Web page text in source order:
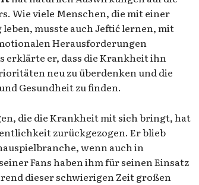
Wie viele Menschen, die mit einer
musste auch Jeftić lernen, mit
Herausforderungen
erklärte er, dass die Krankheit ihn
neu zu überdenken und die
Gesundheit zu finden.
die die Krankheit mit sich bringt, hat
zurückgezogen. Er blieb
wenn auch in
Fans haben ihm für seinen Einsatz
dieser schwierigen Zeit großen